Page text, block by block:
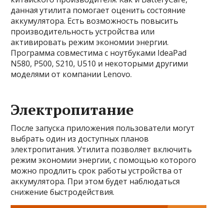
данная утилита помогает оценить состояние
аккумулятора. Есть возможность повысить
производительность устройства или
активировать режим экономии энергии.
Программа совместима с ноутбуками IdeaPad
N580, P500, S210, U510 и некоторыми другими
моделями от компании Lenovo.
Электропитание
После запуска приложения пользователи могут
выбрать один из доступных планов
электропитания. Утилита позволяет включить
режим экономии энергии, с помощью которого
можно продлить срок работы устройства от
аккумулятора. При этом будет наблюдаться
снижение быстродействия.